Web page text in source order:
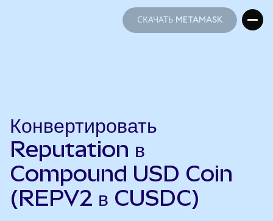
СКАЧАТЬ METAMASK
Конвертировать
Reputation в
Compound USD Coin
(REPV2 в CUSDC)